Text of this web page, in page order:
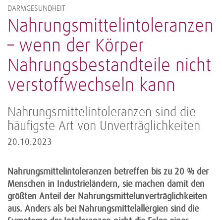
DARMGESUNDHEIT
Nahrungsmittelintoleranzen
– wenn der Körper
Nahrungsbestandteile nicht
verstoffwechseln kann
Nahrungsmittelintoleranzen sind die
häufigste Art von Unverträglichkeiten
20.10.2023
Nahrungsmittelintoleranzen betreffen bis zu 20 % der
Menschen in Industrieländern, sie machen damit den
größten Anteil der Nahrungsmittelunverträglichkeiten
aus. Anders als bei Nahrungsmittelallergien sind die